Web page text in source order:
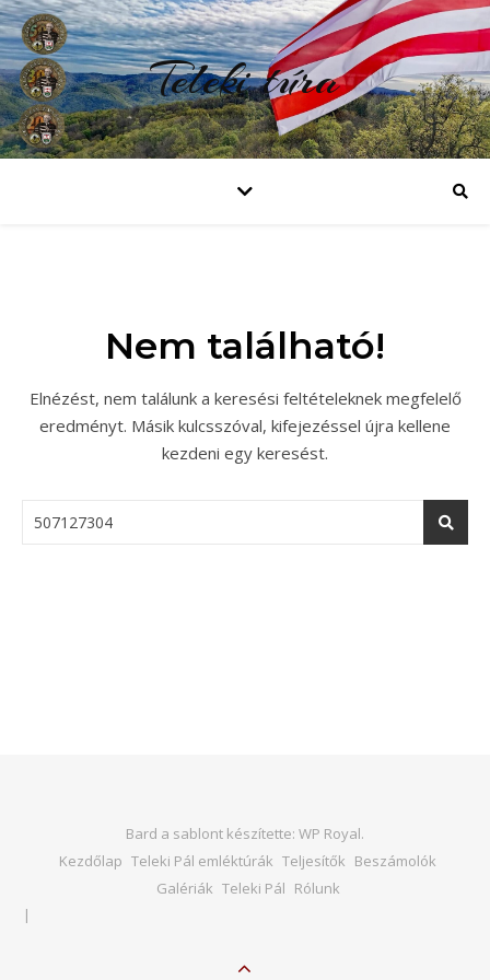
Teleki túra
Nem található!
Elnézést, nem találunk a keresési feltételeknek megfelelő
eredményt. Másik kulcsszóval, kifejezéssel újra kellene
kezdeni egy keresést.
Bard a sablont készítette: WP Royal.
Kezdőlap Teleki Pál emléktúrák Teljesítők Beszámolók
Galériák Teleki Pál Rólunk